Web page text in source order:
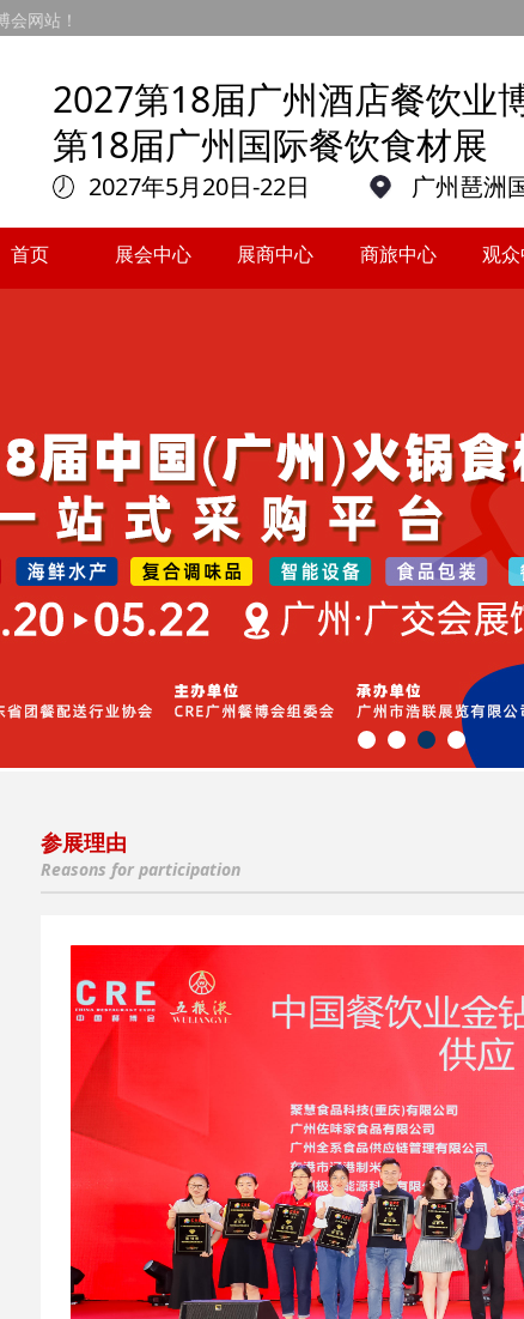
会网站！
2027第18届广州酒店餐饮业
第18届广州国际餐饮食材展
2027年5月20日-22日 广州琶洲
首页 展会中心 展商中心 商旅中心 观
参展理由
Reasons for participation